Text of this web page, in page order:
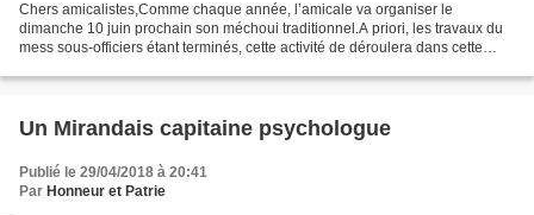
Chers amicalistes,Comme chaque année, l’amicale va organiser le
dimanche 10 juin prochain son méchoui traditionnel.A priori, les travaux du
mess sous-officiers étant terminés, cette activité de déroulera dans cette
Un Mirandais capitaine psychologue
Publié le 29/04/2018 à 20:41
Par Honneur et Patrie